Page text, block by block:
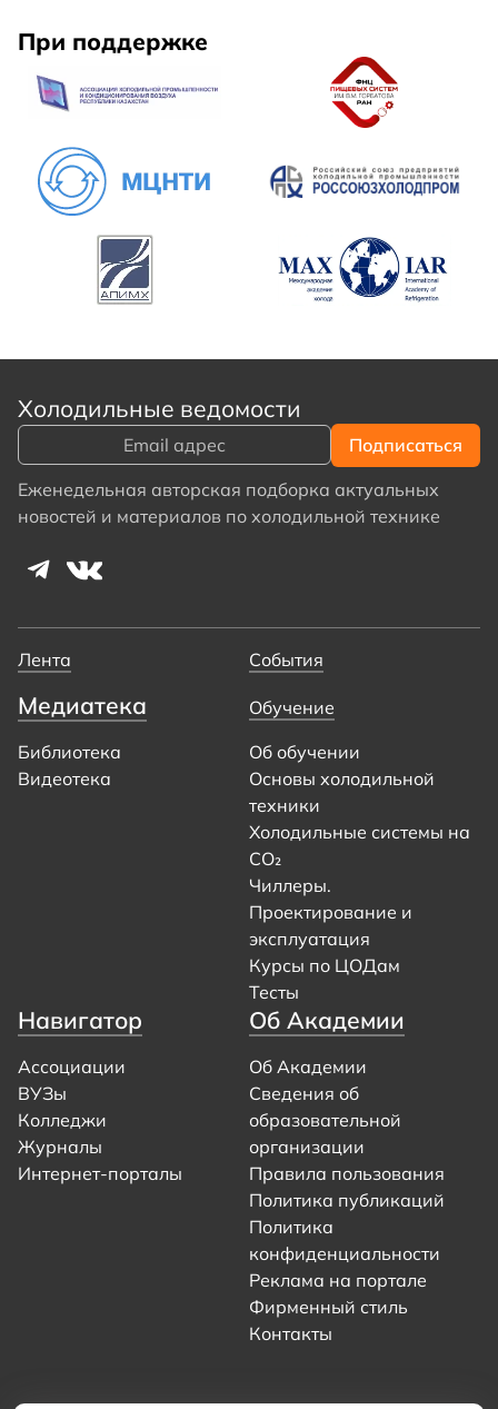
При поддержке
Холодильные ведомости
Еженедельная авторская подборка актуальных
новостей и материалов по холодильной технике
Лента События
Медиатека
Библиотека
Видеотека
Обучение
Об обучении
Основы холодильной
техники
Холодильные системы на
CO₂
Чиллеры.
Проектирование и
эксплуатация
Курсы по ЦОДам
Тесты
Навигатор
Ассоциации
ВУЗы
Колледжи
Журналы
Интернет-порталы
Об Академии
Об Академии
Сведения об
образовательной
организации
Правила пользования
Политика публикаций
Политика
конфиденциальности
Реклама на портале
Фирменный стиль
Контакты